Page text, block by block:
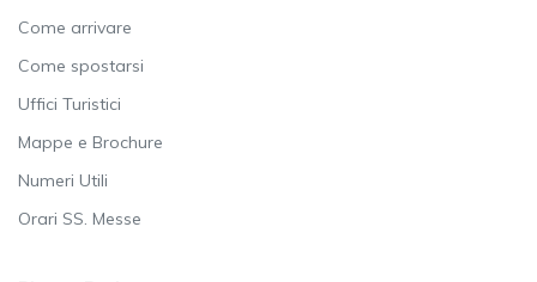
Come arrivare
Come spostarsi
Uffici Turistici
Mappe e Brochure
Numeri Utili
Orari SS. Messe